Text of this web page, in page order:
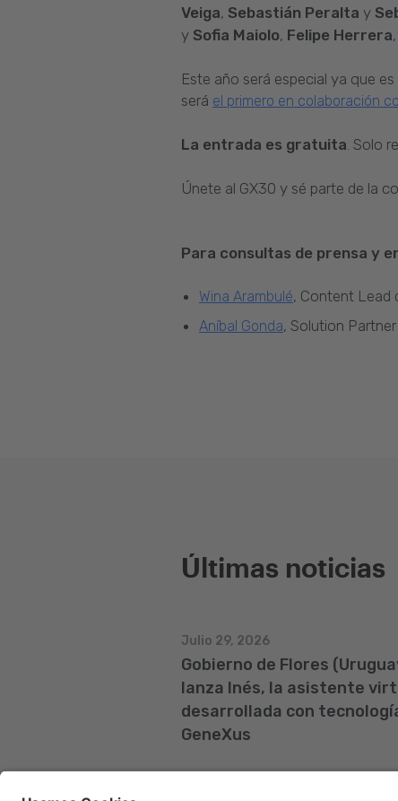
Veiga, Sebastián Peralta y
y Sofia Maiolo, Felipe Herrera,
Este año será especial ya que
será el primero en colaboración
La entrada es gratuita. Solo
Únete al GX30 y sé parte de la
Para consultas de prensa y
Wina Arambulé, Content Lead
Aníbal Gonda, Solution Partner
Últimas noticias
Gobierno de Flores
lanza Inés, la asistente
desarrollada con
GeneXus
Julio 29, 2026